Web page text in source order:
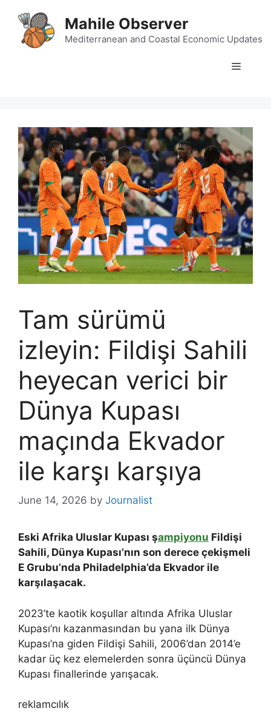
content
Mahile Observer
Mediterranean and Coastal Economic Updates
Menu
Tam sürümü
izleyin: Fildişi Sahili
heyecan verici bir
Dünya Kupası
maçında Ekvador
ile karşı karşıya
June 14, 2026 by Journalist
Eski Afrika Uluslar Kupası şampiyonu Fildişi
Sahili, Dünya Kupası’nın son derece çekişmeli
E Grubu’nda Philadelphia’da Ekvador ile
karşılaşacak.
2023’te kaotik koşullar altında Afrika Uluslar
Kupası’nı kazanmasından bu yana ilk Dünya
Kupası’na giden Fildişi Sahili, 2006’dan 2014’e
kadar üç kez elemelerden sonra üçüncü Dünya
Kupası finallerinde yarışacak.
reklamcılık